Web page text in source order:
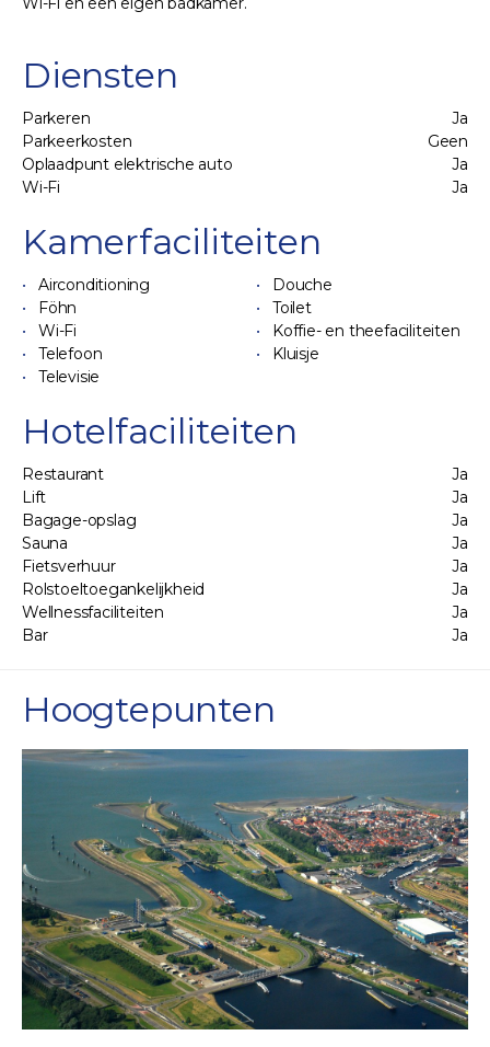
Diensten
Parkeren
Ja
Parkeerkosten
Geen
Oplaadpunt elektrische auto
Ja
Wi-Fi
Ja
Kamerfaciliteiten
Airconditioning
Douche
Föhn
Toilet
Wi-Fi
Koffie- en theefaciliteiten
Telefoon
Kluisje
Televisie
Hotelfaciliteiten
Restaurant
Ja
Lift
Ja
Bagage-opslag
Ja
Sauna
Ja
Fietsverhuur
Ja
Rolstoeltoegankelijkheid
Ja
Wellnessfaciliteiten
Ja
Bar
Ja
Hoogtepunten